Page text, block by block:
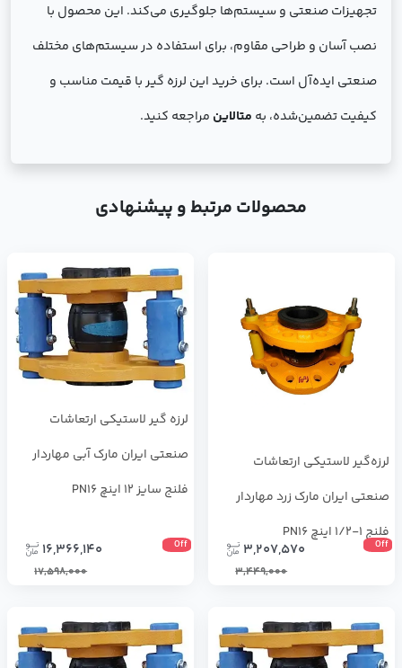
تجهیزات صنعتی و سیستم‌ها جلوگیری می‌کند. این محصول با
نصب آسان و طراحی مقاوم، برای استفاده در سیستم‌های مختلف
صنعتی ایده‌آل است. برای خرید این لرزه ‌گیر با قیمت مناسب و
کیفیت تضمین‌شده، به متالاین مراجعه کنید.
محصولات مرتبط و پیشنهادی
لرزه‌گیر لاستیکی ارتعاشات
صنعتی ایران مارک زرد مهاردار
فلنج 1-1/2 اینچ PN16
Off
3,207,570
3,449,000
لرزه ‌گیر لاستیکی ارتعاشات
صنعتی ایران مارک آبی مهاردار
فلنج سایز 12 اینچ PN16
Off
16,366,140
17,598,000